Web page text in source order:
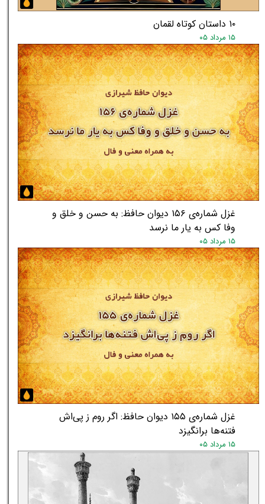
★★
۱۰ داستان کوتاه لقمان
۱۵ مرداد ۰۵
غزل شماره‌ی ۱۵۶ دیوان حافظ: به حسن و خلق و
وفا کس به یار ما نرسد
۱۵ مرداد ۰۵
غزل شماره‌ی ۱۵۵ دیوان حافظ: اگر روم ز پی‌اش
فتنه‌ها برانگیزد
۱۵ مرداد ۰۵